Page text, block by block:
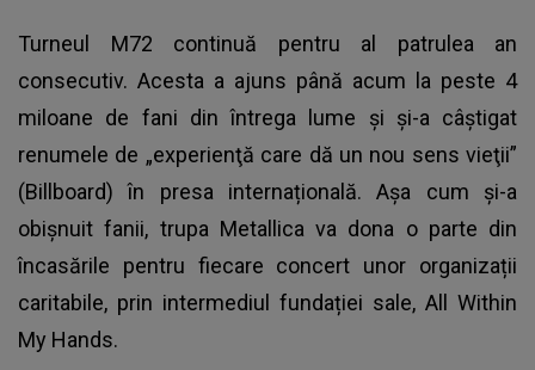
Turneul M72 continuă pentru al patrulea an
consecutiv. Acesta a ajuns până acum la peste 4
miloane de fani din întrega lume și și-a câștigat
renumele de „experienţă care dă un nou sens vieţii”
(Billboard) în presa internațională. Așa cum și-a
obișnuit fanii, trupa Metallica va dona o parte din
încasările pentru fiecare concert unor organizații
caritabile, prin intermediul fundației sale, All Within
My Hands.